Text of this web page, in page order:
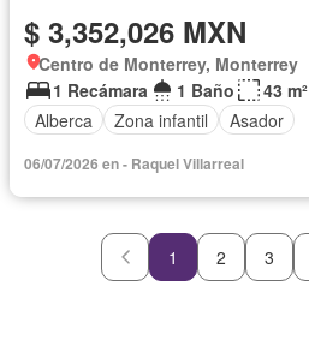
$ 3,352,026 MXN
Centro de Monterrey, Monterrey
1 Recámara
1 Baño
43 m²
Alberca
Zona infantil Asador
06/07/2026 en - Raquel Villarreal
1 2 3